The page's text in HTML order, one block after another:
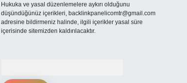
Hukuka ve yasal düzenlemelere aykırı olduğunu
düşündüğünüz içerikleri, backlinkpanelicomtr@gmail.com
adresine bildirmeniz halinde, ilgili içerikler yasal süre
içerisinde sitemizden kaldırılacaktır.